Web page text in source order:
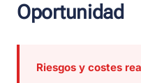
Oportunidad
Riesgos y costes